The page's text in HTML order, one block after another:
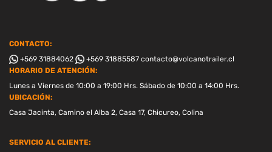
CONTACTO:
+569 31884062
+569 31885587 contacto@volcanotrailer.cl
HORARIO DE ATENCIÓN:
Lunes a Viernes de 10:00 a 19:00 Hrs. Sábado de 10:00 a 14:00 Hrs.
UBICACIÓN:
Casa Jacinta, Camino el Alba 2, Casa 17, Chicureo, Colina
SERVICIO AL CLIENTE: